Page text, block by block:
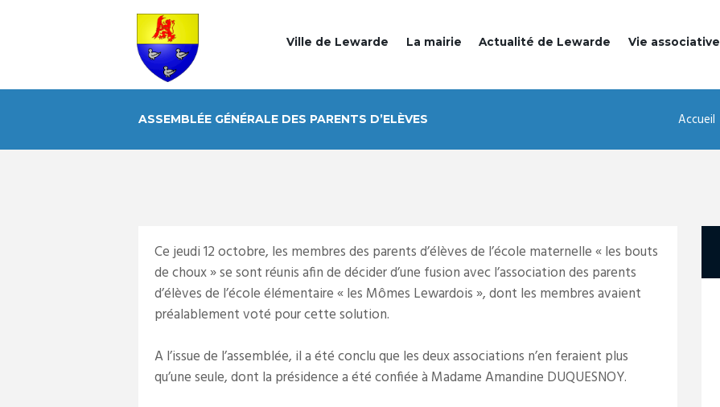
Ville de Lewarde La mairie Actualité de Lewarde Vie associative
ASSEMBLÉE GÉNÉRALE DES PARENTS D’ELÈVES Accueil
Ce jeudi 12 octobre, les membres des parents d’élèves de l’école maternelle « les bouts
de choux » se sont réunis afin de décider d’une fusion avec l’association des parents
d’élèves de l’école élémentaire « les Mômes Lewardois », dont les membres avaient
préalablement voté pour cette solution.
A l’issue de l’assemblée, il a été conclu que les deux associations n’en feraient plus
qu’une seule, dont la présidence a été confiée à Madame Amandine DUQUESNOY.